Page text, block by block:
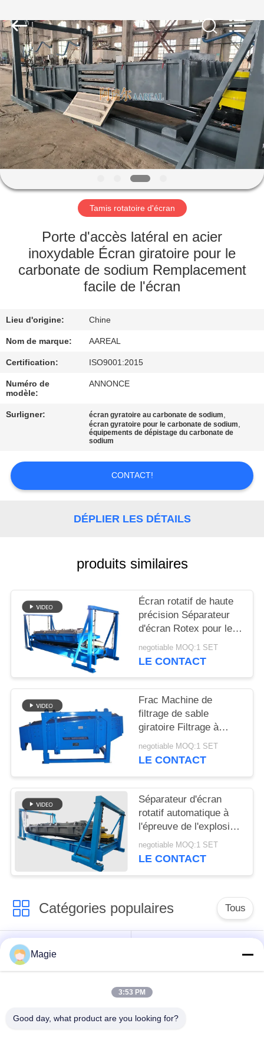
À
LA
MAISON
PRODUITS
À
PROPOS
NOUS
VISITE
CONTRÔLE
DE
LA
CONTACTER
UN DEVIS
SITE
PRIVACY
POLICY
Machine
Co.,Ltd.
All
Rights
Reserved.
Tamis rotatoire d'écran
Porte d'accès latéral en acier
inoxydable Écran giratoire pour le
carbonate de sodium Remplacement
facile de l'écran
Lieu d'origine: Chine
Nom de marque: AAREAL
Certification: ISO9001:2015
Numéro de
modèle:
ANNONCE
Surligner: écran gyratoire au carbonate de sodium,
écran gyratoire pour le carbonate de sodium,
équipements de dépistage du carbonate de
sodium
CONTACT!
DÉPLIER LES DÉTAILS
produits similaires
Écran rotatif de haute
précision Séparateur
d'écran Rotex pour le
dépistage du sable de
silice
negotiable MOQ:1 SET
LE CONTACT
Frac Machine de
filtrage de sable
giratoire Filtrage à
grande capacité de
filtrage
negotiable MOQ:1 SET
LE CONTACT
Séparateur d'écran
rotatif automatique à
l'épreuve de l'explosion
pour la poudre
métallique de silicium
negotiable MOQ:1 SET
LE CONTACT
Catégories populaires Tous
Vibro machine à
écran
Culbuteur Screening
Magie
3:53 PM
Good day, what product are you looking for?